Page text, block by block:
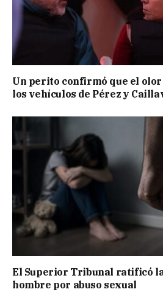
Un perito confirmó que el olor
los vehículos de Pérez y
El Superior Tribunal ratificó
hombre por abuso sexual